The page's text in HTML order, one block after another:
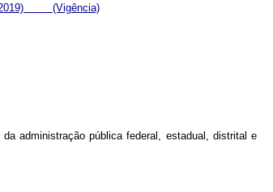
(Vigência)
administração pública federal, estadual, distrital e